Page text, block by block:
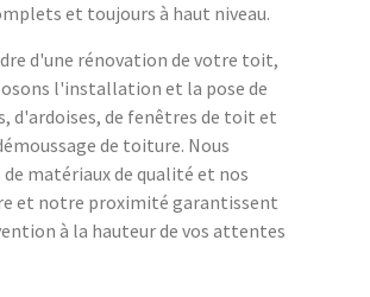
et toujours à haut niveau.
d'une rénovation de votre toit,
l'installation et la pose de
d'ardoises, de fenêtres de toit et
de toiture. Nous
matériaux de qualité et nos
et notre proximité garantissent
à la hauteur de vos attentes